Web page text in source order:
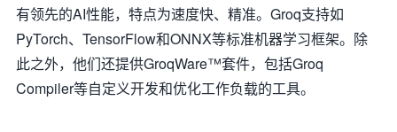
有领先的AI性能，特点为速度快、精准。Groq支持如
PyTorch、TensorFlow和ONNX等标准机器学习框架。除
此之外，他们还提供GroqWare™套件，包括Groq
Compiler等自定义开发和优化工作负载的工具。